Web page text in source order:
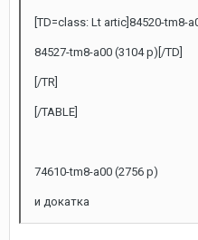
[TD=class: Lt artic]84520-tm8-
84527-tm8-a00 (3104 р)[/TD]
[/TR]
[/TABLE]
74610-tm8-a00 (2756 р)
и докатка